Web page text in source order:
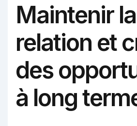
Maintenir la
relation et
des
à long